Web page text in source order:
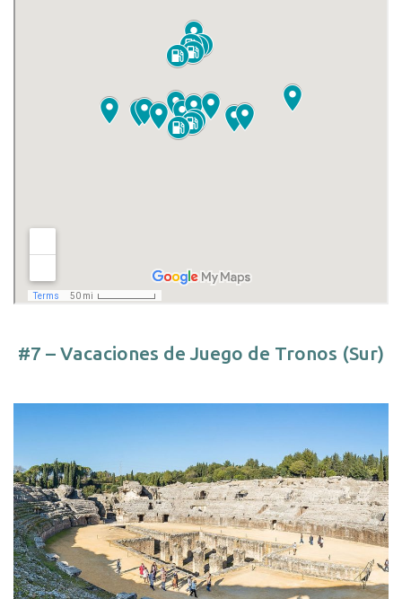
#7 – Vacaciones de Juego de Tronos (Sur)